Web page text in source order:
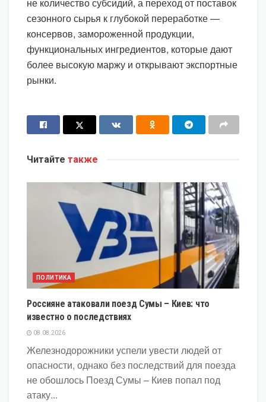
сезонного сырья к глубокой переработке —
консервов, замороженной продукции,
функциональных ингредиентов, которые дают
более высокую маржу и открывают экспортные
рынки.
Читайте также
ПОЛИТИКА
Россияне атаковали поезд Сумы – Киев: что
известно о последствиях
08.08.2026
Железнодорожники успели увести людей от
опасности, однако без последствий для поезда
не обошлось Поезд Сумы – Киев попал под
атаку...